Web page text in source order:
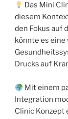
Das Mini
diesem
den Fokus auf
könnte es
Drucks auf
Mit einem
Integration
Clinic Konzept